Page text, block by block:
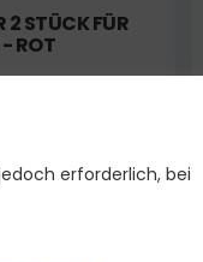
2 STÜCK FÜR
ROT
erforderlich, bei